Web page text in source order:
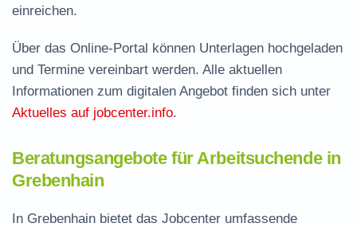
einreichen.
Über das Online-Portal können Unterlagen hochgeladen
und Termine vereinbart werden. Alle aktuellen
Informationen zum digitalen Angebot finden sich unter
Aktuelles auf jobcenter.info.
Beratungsangebote für Arbeitsuchende in
Grebenhain
In Grebenhain bietet das Jobcenter umfassende